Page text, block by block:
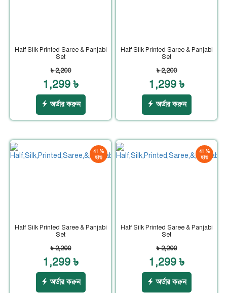
Half Silk Printed Saree & Panjabi
Set
৳ 2,200
1,299 ৳
অর্ডার করুন
Half Silk Printed Saree & Panjabi
Set
৳ 2,200
1,299 ৳
অর্ডার করুন
41 %
ছাড়
Half Silk Printed Saree & Panjabi
Set
৳ 2,200
1,299 ৳
অর্ডার করুন
41 %
ছাড়
Half Silk Printed Saree & Panjabi
Set
৳ 2,200
1,299 ৳
অর্ডার করুন